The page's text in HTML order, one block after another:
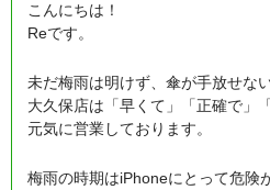
こんにちは！
Reです。
未だ梅雨は明けず、傘が手放せな
大久保店は「早くて」「正確で」
元気に営業しております。
梅雨の時期はiPhoneにとって危険